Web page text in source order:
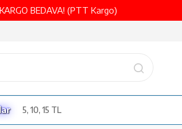
BEDAVA! (PTT Kargo)
5, 10, 15 TL